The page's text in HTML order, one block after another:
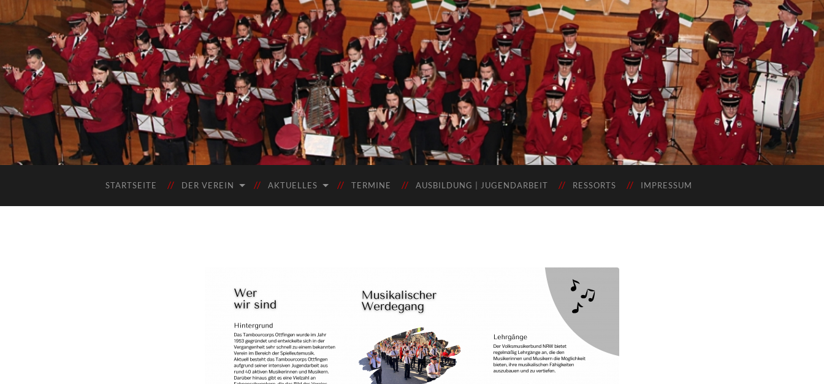
STARTSEITE DER VEREIN AKTUELLES TERMINE AUSBILDUNG | JUGENDARBEIT RESSORTS IMPRESSUM